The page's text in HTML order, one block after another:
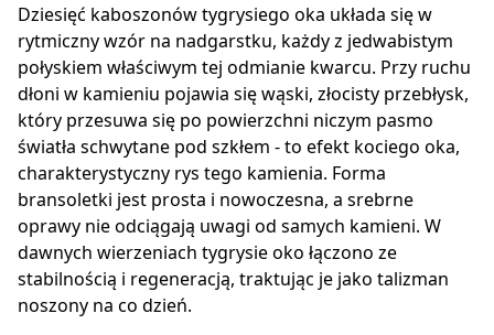
Dziesięć kaboszonów tygrysiego oka układa się w
rytmiczny wzór na nadgarstku, każdy z jedwabistym
połyskiem właściwym tej odmianie kwarcu. Przy ruchu
dłoni w kamieniu pojawia się wąski, złocisty przebłysk,
który przesuwa się po powierzchni niczym pasmo
światła schwytane pod szkłem - to efekt kociego oka,
charakterystyczny rys tego kamienia. Forma
bransoletki jest prosta i nowoczesna, a srebrne
oprawy nie odciągają uwagi od samych kamieni. W
dawnych wierzeniach tygrysie oko łączono ze
stabilnością i regeneracją, traktując je jako talizman
noszony na co dzień.